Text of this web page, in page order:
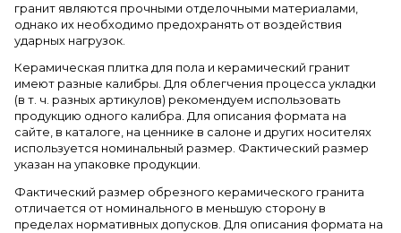
гранит являются прочными отделочными материалами,
однако их необходимо предохранять от воздействия
ударных нагрузок.
Керамическая плитка для пола и керамический гранит
имеют разные калибры. Для облегчения процесса укладки
(в т. ч. разных артикулов) рекомендуем использовать
продукцию одного калибра. Для описания формата на
сайте, в каталоге, на ценнике в салоне и других носителях
используется номинальный размер. Фактический размер
указан на упаковке продукции.
Фактический размер обрезного керамического гранита
отличается от номинального в меньшую сторону в
пределах нормативных допусков. Для описания формата на